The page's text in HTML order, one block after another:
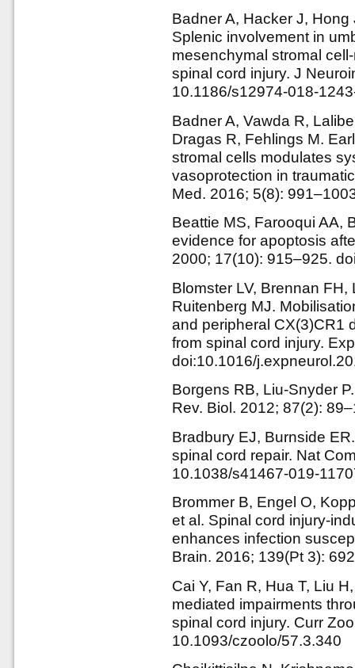
Badner A, Hacker J,
Splenic involvement in
mesenchymal stromal
spinal cord injury. J
10.1186/s12974-018-
Badner A, Vawda R,
Dragas R, Fehlings M.
stromal cells modulates
vasoprotection in
Med. 2016; 5(8):
Beattie MS, Farooqui AA,
evidence for apoptosis
2000; 17(10): 915–925.
Blomster LV, Brennan FH,
Ruitenberg MJ.
and peripheral CX(3)CR1
from spinal cord injury.
doi:10.1016/
Borgens RB, Liu-Snyder
Rev. Biol. 2012; 87(2):
Bradbury EJ, Burnside
spinal cord repair. Nat
10.1038/s41467-019-
Brommer B, Engel O,
et al. Spinal cord injury-
enhances infection
Brain. 2016; 139(Pt 3):
Cai Y, Fan R, Hua T, Liu
mediated impairments
spinal cord injury. Curr
10.1093/czoolo/57.3.340